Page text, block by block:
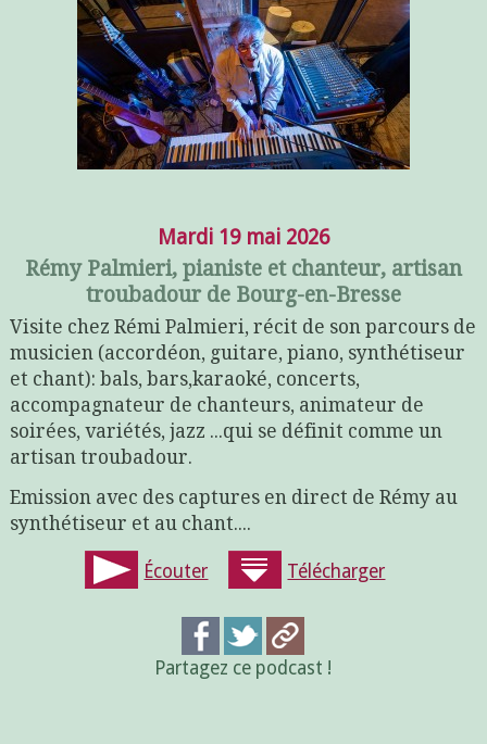
Mardi 19 mai 2026
Rémy Palmieri, pianiste et chanteur, artisan
troubadour de Bourg-en-Bresse
Visite chez Rémi Palmieri, récit de son parcours de
musicien (accordéon, guitare, piano, synthétiseur
et chant): bals, bars,karaoké, concerts,
accompagnateur de chanteurs, animateur de
soirées, variétés, jazz ...qui se définit comme un
artisan troubadour.
Emission avec des captures en direct de Rémy au
synthétiseur et au chant....
Écouter Télécharger
Partagez ce podcast !